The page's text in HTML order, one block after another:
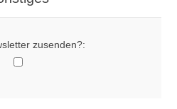
zusenden?: